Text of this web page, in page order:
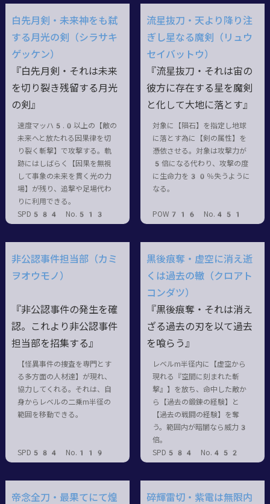
白先月剣・未来神をも弑
する月光の剣（シラサキ
ゲッケン）
『白先月剣・それは未来
を切り裂き残留する月光
の剣』
速度マッハ5.0以上の【敵の
未来へと放たれる因果律を切
り裂く斬撃】で攻撃する。軌
跡にはしばらく【因果を無視
して事象の未来を貫く光の力
場】が残り、追撃や足場代わ
りに利用できる。
SPD584 No.513
流星抜刀・天より降り注
ぎし星なる魔剣（リュウ
セイバットウ）
『流星抜刀・それは宙の
彼方に存在する星を魔剣
と化して大地に落とす』
対象に【隕石】を指定し地球
に落とす為に【剣の属性】を
憑依させる。対象は攻撃力が
5倍になる代わり、攻撃の度
に生命力を30％失うように
なる。
POW716 No.451
非公認事件担当部（カミ
ヲオウモノ）
『非公認事件の発生を確
認。これより非公認事件
担当部を招集する』
【怪異事件の捜査を専門とす
る多方面の人材達】が現れ、
協力してくれる。それは、自
身からレベルの二乗m半径の
範囲を移動できる。
SPD584 No.119
黒後痕奪・虚空に消え逝
くは過去の轍（クロアト
コンダツ）
『黒後痕奪・それは消え
ざる過去の刃を以て過去
を喰らう』
レベルm半径内に【虚空から
現れる『空間に刻まれた斬
撃』】を放ち、命中した敵か
ら【過去の鍛錬の経験】と
【過去の戦闘の経験】を奪
う。範囲内が暗闇なら威力3
倍。
SPD584 No.452
帝念全刀・最果てにて煌
碎輝雷切・紫電は無限内